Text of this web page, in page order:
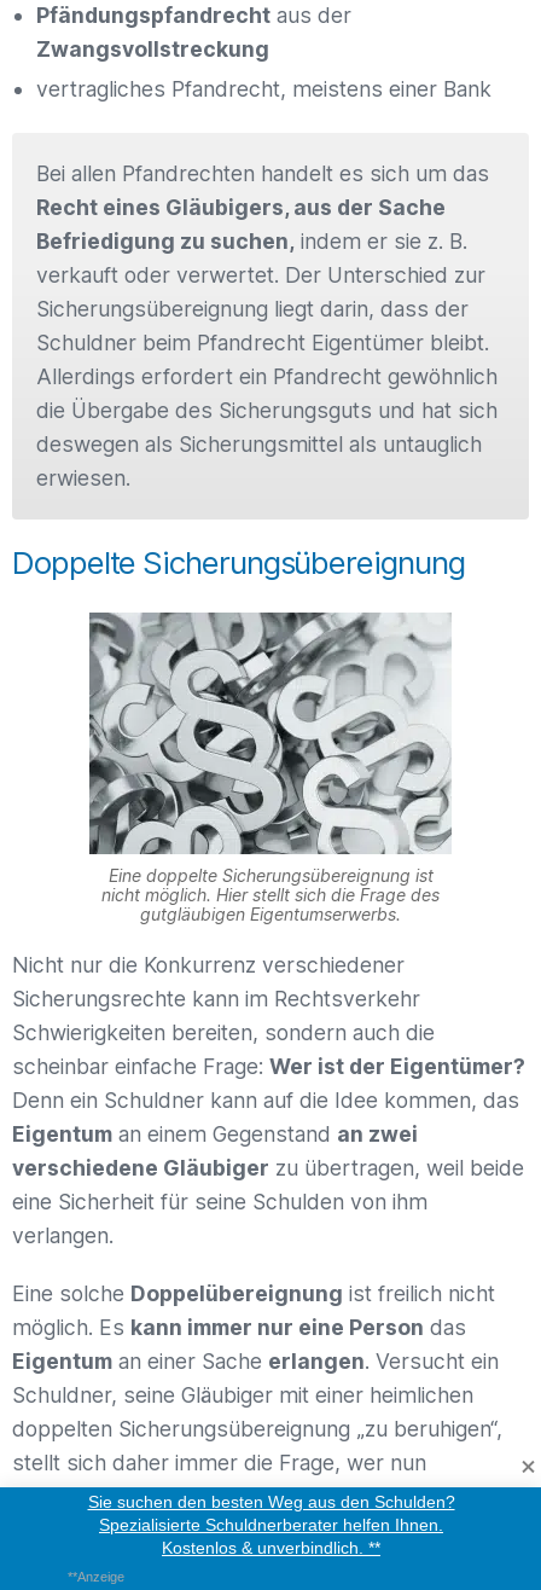
Pfändungspfandrecht aus der
Zwangsvollstreckung
vertragliches Pfandrecht, meistens einer Bank
Bei allen Pfandrechten handelt es sich um das
Recht eines Gläubigers, aus der Sache
Befriedigung zu suchen, indem er sie z. B.
verkauft oder verwertet. Der Unterschied zur
Sicherungsübereignung liegt darin, dass der
Schuldner beim Pfandrecht Eigentümer bleibt.
Allerdings erfordert ein Pfandrecht gewöhnlich
die Übergabe des Sicherungsguts und hat sich
deswegen als Sicherungsmittel als untauglich
erwiesen.
Doppelte Sicherungsübereignung
Eine doppelte Sicherungsübereignung ist
nicht möglich. Hier stellt sich die Frage des
gutgläubigen Eigentumserwerbs.
Nicht nur die Konkurrenz verschiedener
Sicherungsrechte kann im Rechtsverkehr
Schwierigkeiten bereiten, sondern auch die
scheinbar einfache Frage: Wer ist der Eigentümer?
Denn ein Schuldner kann auf die Idee kommen, das
Eigentum an einem Gegenstand an zwei
verschiedene Gläubiger zu übertragen, weil beide
eine Sicherheit für seine Schulden von ihm
verlangen.
Eine solche Doppelübereignung ist freilich nicht
möglich. Es kann immer nur eine Person das
Eigentum an einer Sache erlangen. Versucht ein
Schuldner, seine Gläubiger mit einer heimlichen
doppelten Sicherungsübereignung „zu beruhigen“,
stellt sich daher immer die Frage, wer nun
tatsächlich Sicherungseigentum erworben hat.
Diese Rechtsmaterie ist recht komplex und
Sie suchen den besten Weg aus den Schulden?
Spezialisierte Schuldnerberater helfen Ihnen.
Kostenlos & unverbindlich. **
**Anzeige